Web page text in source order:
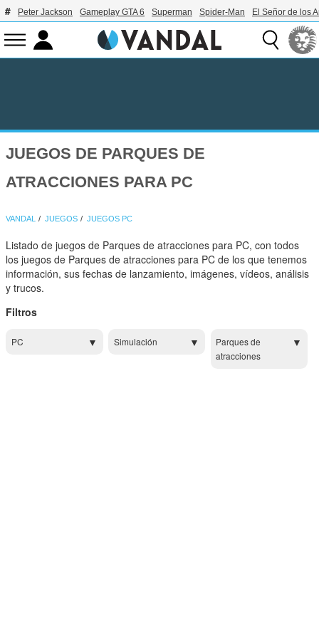
Peter Jackson Gameplay GTA 6 Superman Spider-Man El Señor de los
JUEGOS DE PARQUES DE
ATRACCIONES PARA PC
VANDAL JUEGOS JUEGOS PC
Listado de juegos de Parques de atracciones para PC, con todos
los juegos de Parques de atracciones para PC de los que tenemos
información, sus fechas de lanzamiento, imágenes, vídeos, análisis
y trucos.
Filtros
PC Simulación
Parques de
atracciones